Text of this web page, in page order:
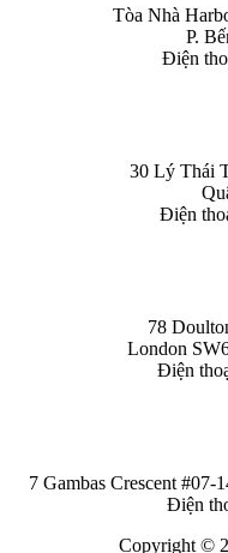
Tòa Nhà
P.
Điện
30 Lý Thái
Điện
78
London
Điện
7 Gambas Crescent #07-
Điện
Copyright ©